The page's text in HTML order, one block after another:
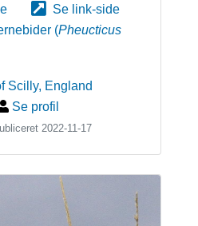
Se link-side
(Pheucticus
Scilly, England
Se profil
2022-11-17